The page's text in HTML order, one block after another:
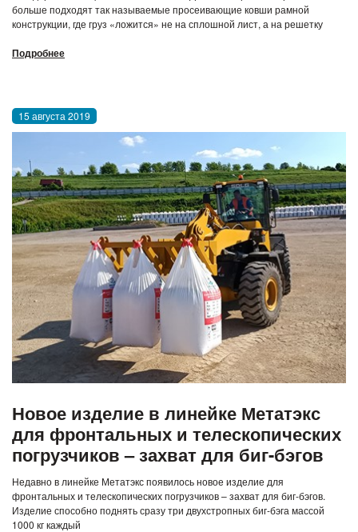
больше подходят так называемые просеивающие ковши рамной
конструкции, где груз «ложится» не на сплошной лист, а на решетку
Подробнее
15 августа 2019
Новое изделие в линейке Метатэкс
для фронтальных и телескопических
погрузчиков – захват для биг-бэгов
Недавно в линейке Метатэкс появилось новое изделие для
фронтальных и телескопических погрузчиков – захват для биг-бэгов.
Изделие способно поднять сразу три двухстропных биг-бэга массой
1000 кг каждый